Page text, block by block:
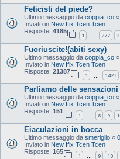
Feticisti del piede?
Ultimo messaggio da coppia_co «
Inviato in New Ifix Tcen Tcen
Risposte: 4185
1 … 277
Fuoriuscite!(abiti sexy)
Ultimo messaggio da coppia_co «
Inviato in New Ifix Tcen Tcen
Risposte: 21387
1 1423
Parliamo delle
Ultimo messaggio da coppia_co «
Inviato in New Ifix Tcen Tcen
Risposte: 151
1 … 8 9
Eiaculazioni in bocca
Ultimo messaggio da smeriglio «
Inviato in New Ifix Tcen Tcen
Risposte: 165
1 … 9 10